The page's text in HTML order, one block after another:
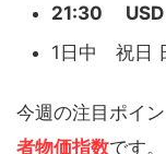
21:30 USD
1日中 祝日
今週の注目ポイ
者物価指数です。